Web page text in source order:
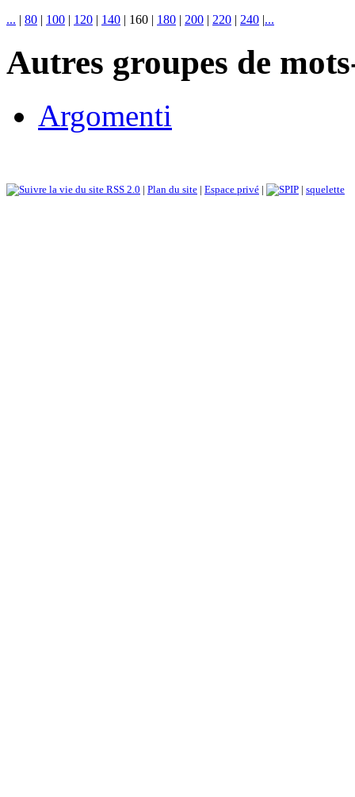
... | 80 | 100 | 120 | 140 | 160 | 180 | 200 | 220 | 240 |...
Autres groupes de
Argomenti
RSS 2.0 | Plan du site | Espace privé | | squelette